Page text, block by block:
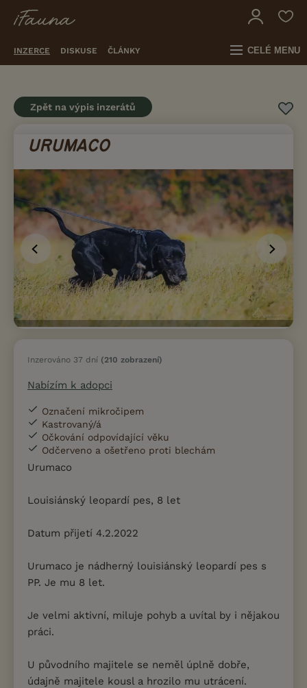
INZERCE DISKUSE ČLÁNKY CELÉ MENU
Zpět na výpis inzerátů
Inzerováno 37 dní (210 zobrazení)
Nabízím k adopci
Označení mikročipem
Kastrovaný/á
Očkování odpovídající věku
Odčerveno a ošetřeno proti blechám
Urumaco
Louisiánský leopardí pes, 8 let
Datum přijetí 4.2.2022
Urumaco je nádherný louisiánský leopardí pes s
PP. Je mu 8 let.
Je velmi aktivní, miluje pohyb a uvítal by i nějakou
práci.
U původního majitele se neměl úplně dobře,
údajně majitele kousl a hrozilo mu utrácení.
URUMACO